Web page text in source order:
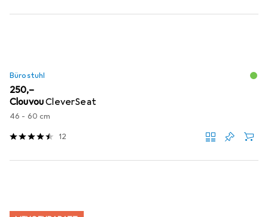
Bürostuhl
EUR
250,–
ClouvouCleverSeat
46 - 60 cm
12